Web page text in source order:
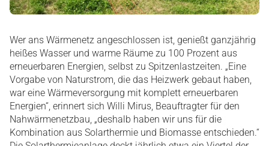
Wer ans Wärmenetz angeschlossen ist, genießt ganzjährig
heißes Wasser und warme Räume zu 100 Prozent aus
erneuerbaren Energien, selbst zu Spitzenlastzeiten. „Eine
Vorgabe von Naturstrom, die das Heizwerk gebaut haben,
war eine Wärmeversorgung mit komplett erneuerbaren
Energien“, erinnert sich Willi Mirus, Beauftragter für den
Nahwärmenetzbau, „deshalb haben wir uns für die
Kombination aus Solarthermie und Biomasse entschieden.“